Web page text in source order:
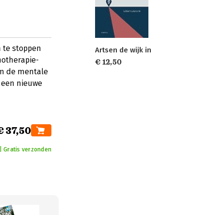
te stoppen
de mentale
nieuwe
37,50
Gratis verzonden
Artsen de wijk in
€ 12,50